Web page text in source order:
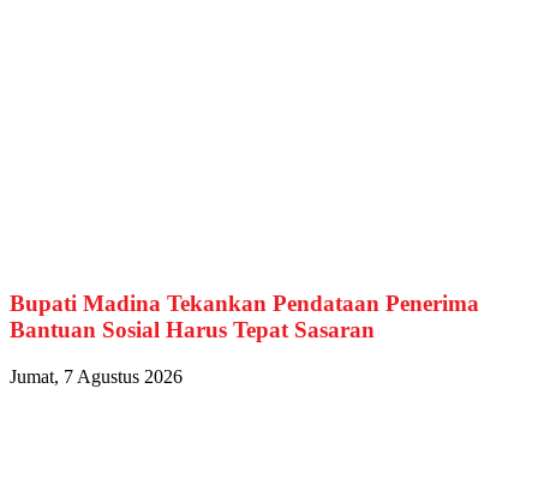
Bupati Madina Tekankan Pendataan Penerima
Bantuan Sosial Harus Tepat Sasaran
Jumat, 7 Agustus 2026